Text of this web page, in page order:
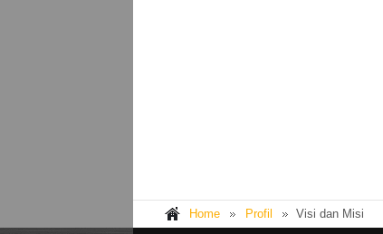
Home Profil Visi dan Misi